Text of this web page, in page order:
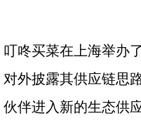
叮咚买菜在上海举办
对外披露其供应链思
伙伴进入新的生态供